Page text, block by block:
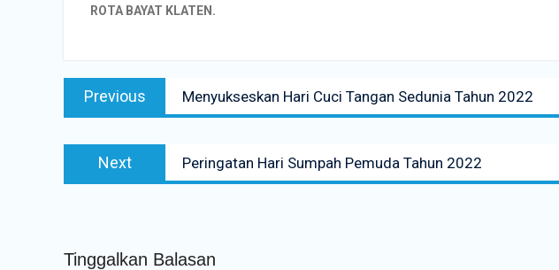
ROTA BAYAT KLATEN.
Navigasi
posPrevious
post:
Menyukseskan Hari Cuci Tangan Sedunia Tahun 2022
Next
post:
Peringatan Hari Sumpah Pemuda Tahun 2022
Tinggalkan Balasan